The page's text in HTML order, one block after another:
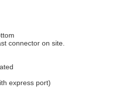
connector on site.
express port)